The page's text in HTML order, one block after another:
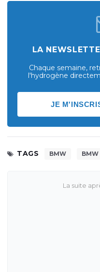
LA
Chaque semaine,
l'hydrogène
JE
TAGS BMW BMW